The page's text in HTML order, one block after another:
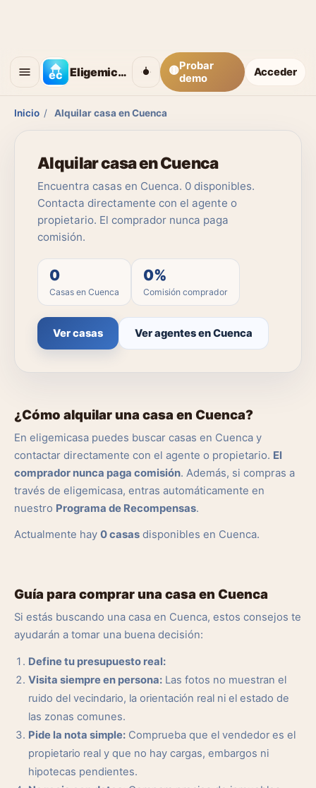
Eligemicasa 🟡Probar
demo
Acceder
Inicio / Alquilar casa en Cuenca
Alquilar casa en Cuenca
Encuentra casas en Cuenca. 0 disponibles.
Contacta directamente con el agente o
propietario. El comprador nunca paga
comisión.
0
Casas en Cuenca
0%
Comisión comprador
Ver casas Ver agentes en Cuenca
¿Cómo alquilar una casa en Cuenca?
En eligemicasa puedes buscar casas en Cuenca y
contactar directamente con el agente o propietario. El
comprador nunca paga comisión. Además, si compras a
través de eligemicasa, entras automáticamente en
nuestro Programa de Recompensas.
Actualmente hay 0 casas disponibles en Cuenca.
Guía para comprar una casa en Cuenca
Si estás buscando una casa en Cuenca, estos consejos te
ayudarán a tomar una buena decisión:
Define tu presupuesto real:
Visita siempre en persona: Las fotos no muestran el
ruido del vecindario, la orientación real ni el estado de
las zonas comunes.
Pide la nota simple: Comprueba que el vendedor es el
propietario real y que no hay cargas, embargos ni
hipotecas pendientes.